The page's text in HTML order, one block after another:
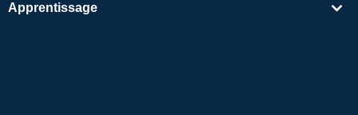
Apprentissage